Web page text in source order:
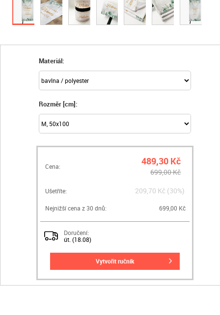
Materiál:
Rozměr [cm]:
Cena: 489,30 Kč
699,00 Kč
Ušetříte: 209,70 Kč (30%)
Nejnižší cena z 30 dnů: 699,00 Kč
Doručení:
út. (18.08)
vytvořit ručník